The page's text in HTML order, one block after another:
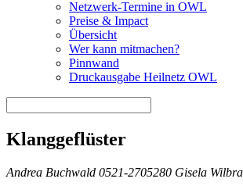
Netzwerk-Termine in OWL
Preise & Impact
Übersicht
Wer kann mitmachen?
Pinnwand
Druckausgabe Heilnetz OWL
Klanggeflüster
Andrea Buchwald 0521-2705280 Gisela